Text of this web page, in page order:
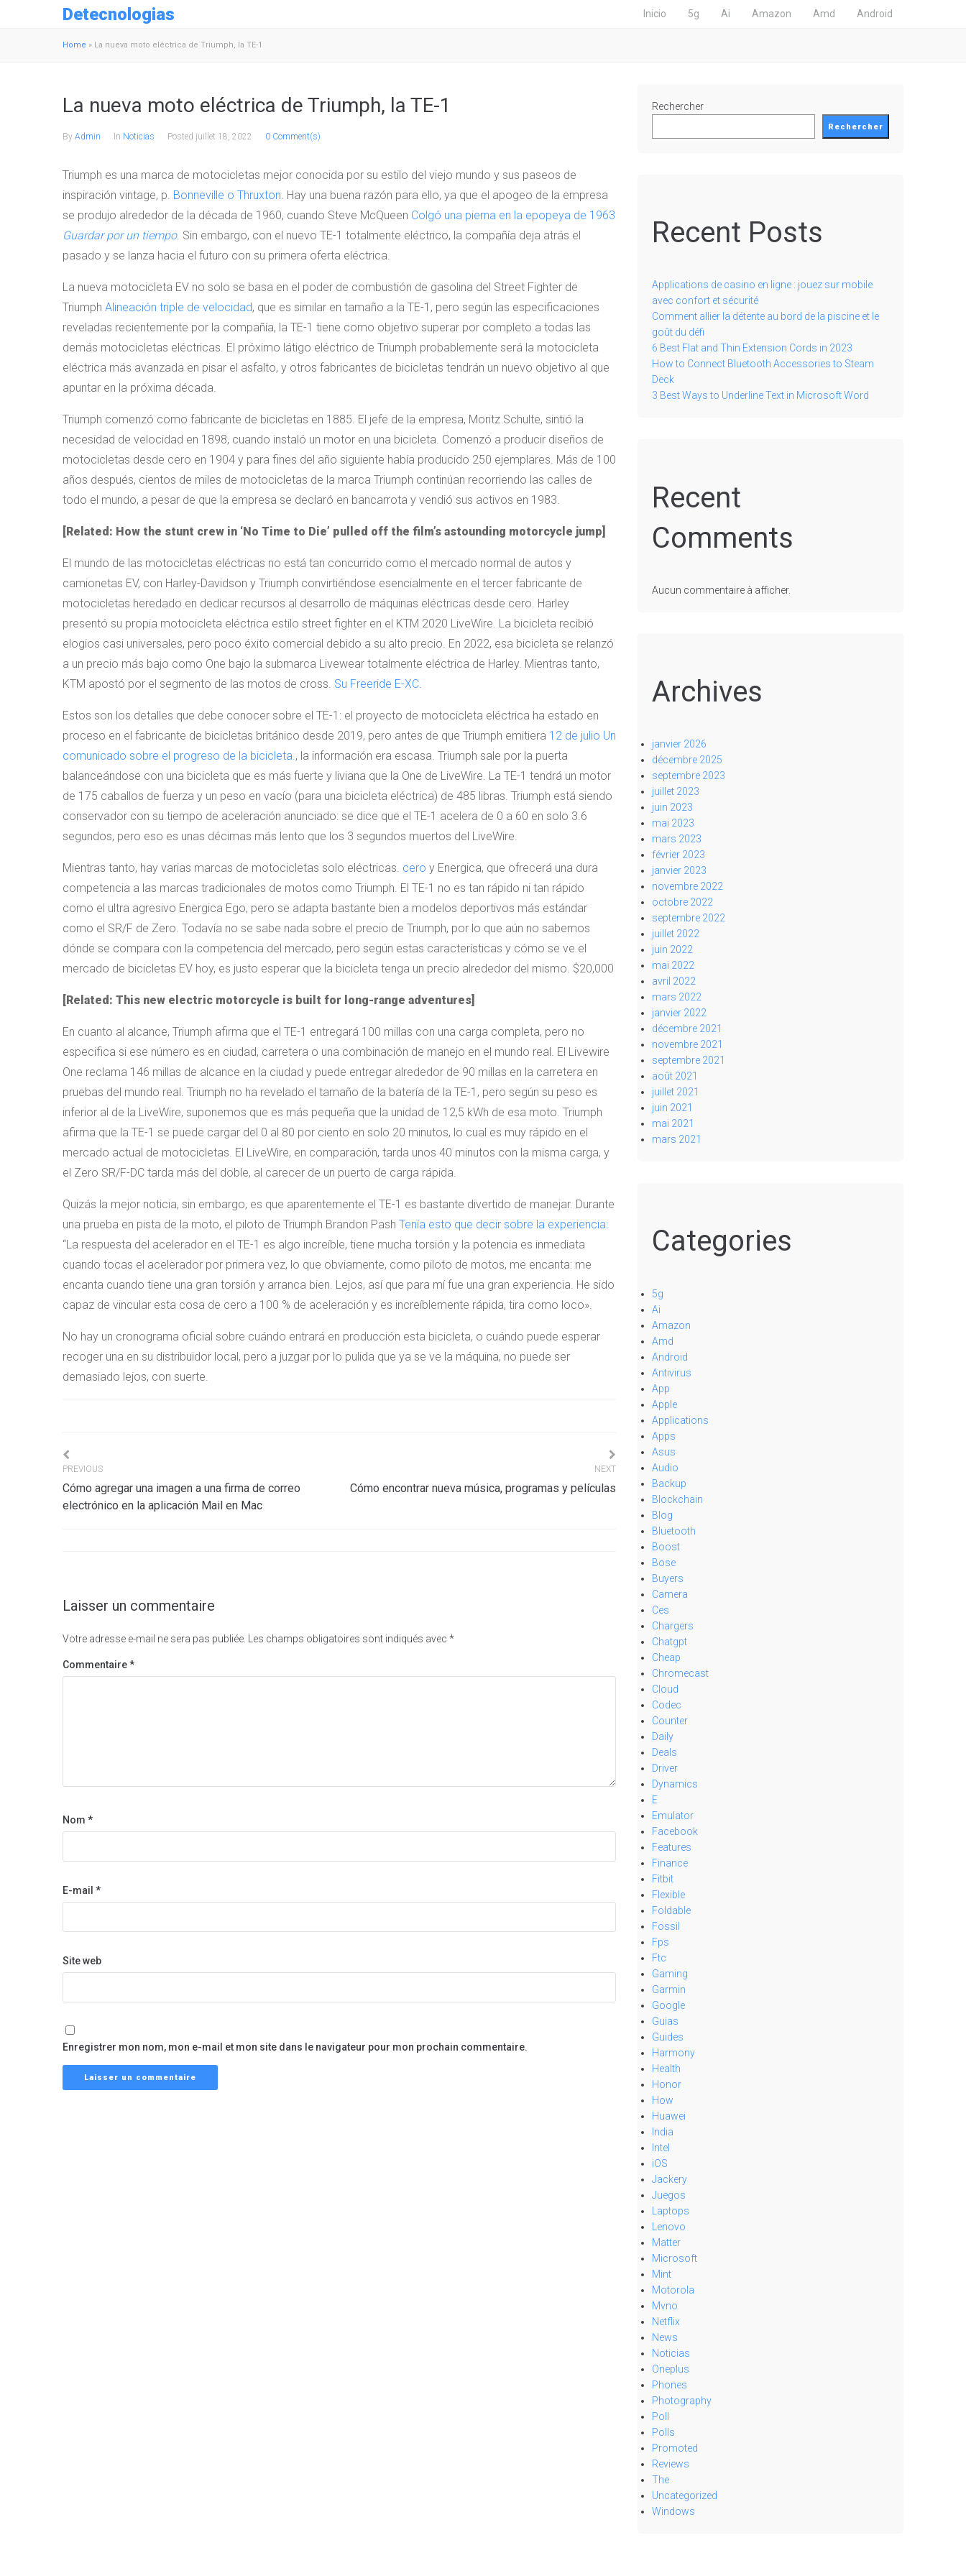
Detecnologias Inicio 5g Ai Amazon Amd Android
Home » La nueva moto eléctrica de Triumph, la TE-1
La nueva moto eléctrica de Triumph, la TE-1
By Admin In Noticias Posted juillet 18, 2022 0 Comment(s)
Triumph es una marca de motocicletas mejor conocida por su estilo del viejo mundo y sus paseos de
inspiración vintage, p. Bonneville o Thruxton. Hay una buena razón para ello, ya que el apogeo de la empresa
se produjo alrededor de la década de 1960, cuando Steve McQueen Colgó una pierna en la epopeya de 1963
Guardar por un tiempo. Sin embargo, con el nuevo TE-1 totalmente eléctrico, la compañía deja atrás el
pasado y se lanza hacia el futuro con su primera oferta eléctrica.
La nueva motocicleta EV no solo se basa en el poder de combustión de gasolina del Street Fighter de
Triumph Alineación triple de velocidad, que es similar en tamaño a la TE-1, pero según las especificaciones
reveladas recientemente por la compañía, la TE-1 tiene como objetivo superar por completo a todas las
demás motocicletas eléctricas. El próximo látigo eléctrico de Triumph probablemente será la motocicleta
eléctrica más avanzada en pisar el asfalto, y otros fabricantes de bicicletas tendrán un nuevo objetivo al que
apuntar en la próxima década.
Triumph comenzó como fabricante de bicicletas en 1885. El jefe de la empresa, Moritz Schulte, sintió la
necesidad de velocidad en 1898, cuando instaló un motor en una bicicleta. Comenzó a producir diseños de
motocicletas desde cero en 1904 y para fines del año siguiente había producido 250 ejemplares. Más de 100
años después, cientos de miles de motocicletas de la marca Triumph continúan recorriendo las calles de
todo el mundo, a pesar de que la empresa se declaró en bancarrota y vendió sus activos en 1983.
[Related: How the stunt crew in ‘No Time to Die’ pulled off the film’s astounding motorcycle jump]
El mundo de las motocicletas eléctricas no está tan concurrido como el mercado normal de autos y
camionetas EV, con Harley-Davidson y Triumph convirtiéndose esencialmente en el tercer fabricante de
motocicletas heredado en dedicar recursos al desarrollo de máquinas eléctricas desde cero. Harley
presentó su propia motocicleta eléctrica estilo street fighter en el KTM 2020 LiveWire. La bicicleta recibió
elogios casi universales, pero poco éxito comercial debido a su alto precio. En 2022, esa bicicleta se relanzó
a un precio más bajo como One bajo la submarca Livewear totalmente eléctrica de Harley. Mientras tanto,
KTM apostó por el segmento de las motos de cross. Su Freeride E-XC.
Estos son los detalles que debe conocer sobre el TE-1: el proyecto de motocicleta eléctrica ha estado en
proceso en el fabricante de bicicletas británico desde 2019, pero antes de que Triumph emitiera 12 de julio Un
comunicado sobre el progreso de la bicicleta., la información era escasa. Triumph sale por la puerta
balanceándose con una bicicleta que es más fuerte y liviana que la One de LiveWire. La TE-1 tendrá un motor
de 175 caballos de fuerza y ​​un peso en vacío (para una bicicleta eléctrica) de 485 libras. Triumph está siendo
conservador con su tiempo de aceleración anunciado: se dice que el TE-1 acelera de 0 a 60 en solo 3.6
segundos, pero eso es unas décimas más lento que los 3 segundos muertos del LiveWire.
Mientras tanto, hay varias marcas de motocicletas solo eléctricas. cero y Energica, que ofrecerá una dura
competencia a las marcas tradicionales de motos como Triumph. El TE-1 no es tan rápido ni tan rápido
como el ultra agresivo Energica Ego, pero se adapta bastante bien a modelos deportivos más estándar
como el SR/F de Zero. Todavía no se sabe nada sobre el precio de Triumph, por lo que aún no sabemos
dónde se compara con la competencia del mercado, pero según estas características y cómo se ve el
mercado de bicicletas EV hoy, es justo esperar que la bicicleta tenga un precio alrededor del mismo. $20,000
[Related: This new electric motorcycle is built for long-range adventures]
En cuanto al alcance, Triumph afirma que el TE-1 entregará 100 millas con una carga completa, pero no
especifica si ese número es en ciudad, carretera o una combinación de manejo en el mundo real. El Livewire
One reclama 146 millas de alcance en la ciudad y puede entregar alrededor de 90 millas en la carretera en
pruebas del mundo real. Triumph no ha revelado el tamaño de la batería de la TE-1, pero según su peso es
inferior al de la LiveWire, suponemos que es más pequeña que la unidad de 12,5 kWh de esa moto. Triumph
afirma que la TE-1 se puede cargar del 0 al 80 por ciento en solo 20 minutos, lo cual es muy rápido en el
mercado actual de motocicletas. El LiveWire, en comparación, tarda unos 40 minutos con la misma carga, y
el Zero SR/F-DC tarda más del doble, al carecer de un puerto de carga rápida.
Quizás la mejor noticia, sin embargo, es que aparentemente el TE-1 es bastante divertido de manejar. Durante
una prueba en pista de la moto, el piloto de Triumph Brandon Pash Tenía esto que decir sobre la experiencia:
“La respuesta del acelerador en el TE-1 es algo increíble, tiene mucha torsión y la potencia es inmediata
cuando tocas el acelerador por primera vez, lo que obviamente, como piloto de motos, me encanta: me
encanta cuando tiene una gran torsión y arranca bien. Lejos, así que para mí fue una gran experiencia. He sido
capaz de vincular esta cosa de cero a 100 % de aceleración y es increíblemente rápida, tira como loco».
No hay un cronograma oficial sobre cuándo entrará en producción esta bicicleta, o cuándo puede esperar
recoger una en su distribuidor local, pero a juzgar por lo pulida que ya se ve la máquina, no puede ser
demasiado lejos, con suerte.
Navigation
de
PREVIOUS
Cómo agregar una imagen a una firma de correo
electrónico en la aplicación Mail en Mac
NEXT
Cómo encontrar nueva música, programas y películas
Laisser un commentaire
Votre adresse e-mail ne sera pas publiée. Les champs obligatoires sont indiqués avec *
Commentaire*
Nom *
E-mail *
Site web
Enregistrer mon nom, mon e-mail et mon site dans le navigateur pour mon prochain commentaire.
Rechercher
Rechercher
Recent Posts
Applications de casino en ligne : jouez sur mobile
avec confort et sécurité
Comment allier la détente au bord de la piscine et le
goût du défi
6 Best Flat and Thin Extension Cords in 2023
How to Connect Bluetooth Accessories to Steam
Deck
3 Best Ways to Underline Text in Microsoft Word
Recent
Comments
Aucun commentaire à afficher.
Archives
janvier 2026
décembre 2025
septembre 2023
juillet 2023
juin 2023
mai 2023
mars 2023
février 2023
janvier 2023
novembre 2022
octobre 2022
septembre 2022
juillet 2022
juin 2022
mai 2022
avril 2022
mars 2022
janvier 2022
décembre 2021
novembre 2021
septembre 2021
août 2021
juillet 2021
juin 2021
mai 2021
mars 2021
Categories
5g
Ai
Amazon
Amd
Android
Antivirus
App
Apple
Applications
Apps
Asus
Audio
Backup
Blockchain
Blog
Bluetooth
Boost
Bose
Buyers
Camera
Ces
Chargers
Chatgpt
Cheap
Chromecast
Cloud
Codec
Counter
Daily
Deals
Driver
Dynamics
E
Emulator
Facebook
Features
Finance
Fitbit
Flexible
Foldable
Fossil
Fps
Ftc
Gaming
Garmin
Google
Guias
Guides
Harmony
Health
Honor
How
Huawei
India
Intel
iOS
Jackery
Juegos
Laptops
Lenovo
Matter
Microsoft
Mint
Motorola
Mvno
Netflix
News
Noticias
Oneplus
Phones
Photography
Poll
Polls
Promoted
Reviews
The
Uncategorized
Windows